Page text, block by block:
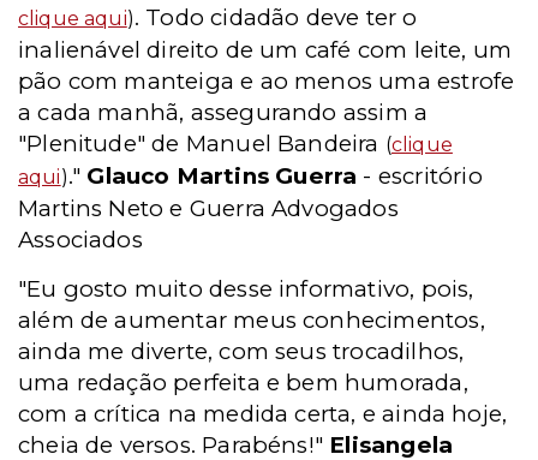
clique aqui). Todo cidadão deve ter o
inalienável direito de um café com leite, um
pão com manteiga e ao menos uma estrofe
a cada manhã, assegurando assim a
"Plenitude" de Manuel Bandeira (clique
aqui)." Glauco Martins Guerra - escritório
Martins Neto e Guerra Advogados
Associados
"Eu gosto muito desse informativo, pois,
além de aumentar meus conhecimentos,
ainda me diverte, com seus trocadilhos,
uma redação perfeita e bem humorada,
com a crítica na medida certa, e ainda hoje,
cheia de versos. Parabéns!" Elisangela